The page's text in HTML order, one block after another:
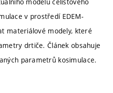
v prostředí EDEM-
materiálové modely, které
drtiče. Článek obsahuje
parametrů kosimulace.